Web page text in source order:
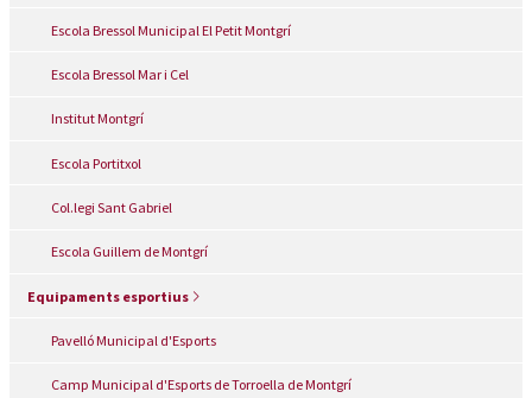
Escola Bressol Municipal El Petit Montgrí
Escola Bressol Mar i Cel
Institut Montgrí
Escola Portitxol
Col.legi Sant Gabriel
Escola Guillem de Montgrí
Equipaments esportius
Pavelló Municipal d'Esports
Camp Municipal d'Esports de Torroella de Montgrí